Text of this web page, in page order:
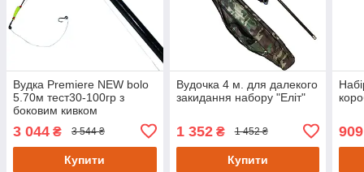
Вудка Premiere NEW bolo
5.70м тест30-100гр з
боковим кивком
3 044 ₴ 3 544 ₴
Купити
Вудочка 4 м. для далекого
закидання набору "Еліт"
1 352₴ 1 452 ₴
Купити
909